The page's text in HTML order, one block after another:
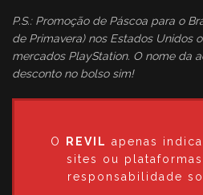
P.S.: Promoção de Páscoa para o
de Primavera) nos Estados Unidos
mercados PlayStation. O nome da
desconto no bolso sim!
O REVIL apenas
sites ou
responsabilidade